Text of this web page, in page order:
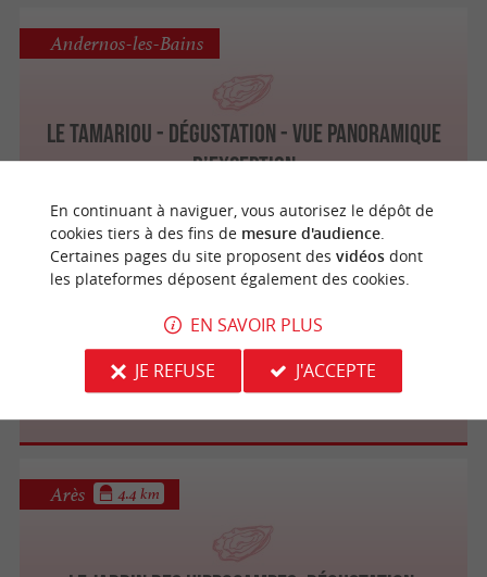
Le Tamariou - Dégustation - Vue Panoramique
d’exception
Andernos-les-Bains
Cabane 31
Andernos-les-Bains
Arès 4.4 km
En continuant à naviguer, vous autorisez le dépôt de
cookies tiers à des fins de mesure d'audience.
Certaines pages du site proposent des vidéosdont
les plateformes déposent également des cookies.
EN SAVOIR PLUS
JE REFUSE
J'ACCEPTE